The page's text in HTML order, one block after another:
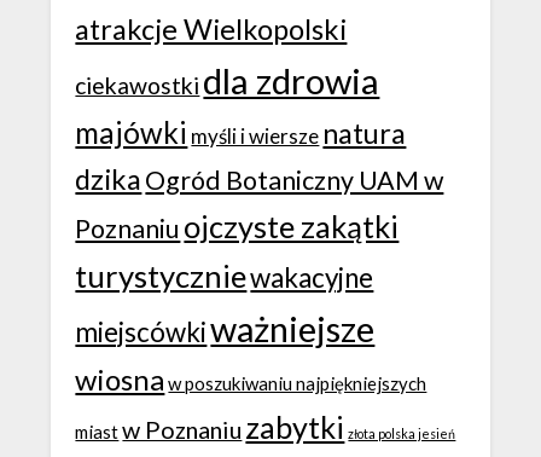
atrakcje Wielkopolski
ciekawostki dla zdrowia
majówki myśli i wiersze natura
dzikaOgród Botaniczny UAM w
Poznaniu ojczyste zakątki
turystyczniewakacyjne
miejscówkiważniejsze
wiosna w poszukiwaniu najpiękniejszych
miastw Poznaniu zabytki złota polska jesień